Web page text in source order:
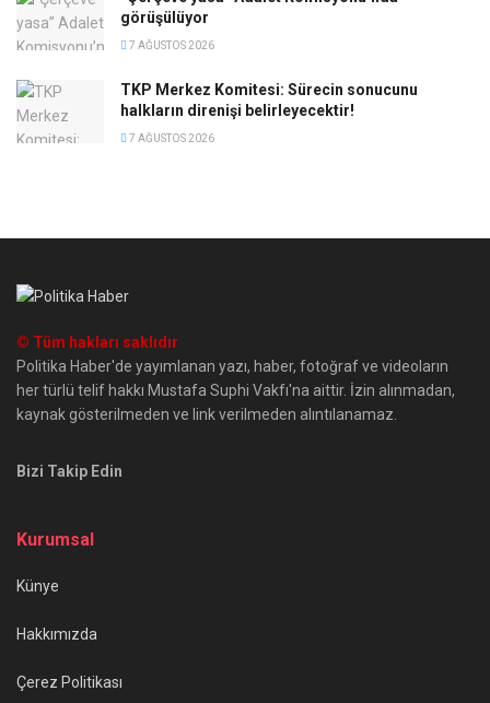
görüşülüyor
7 AĞUSTOS 2026
TKP Merkez Komitesi: Sürecin sonucunu
halkların direnişi belirleyecektir!
7 AĞUSTOS 2026
© Tüm hakları saklıdır
Politika Haber'de yayımlanan yazı, haber, fotoğraf ve videoların
her türlü telif hakkı Mustafa Suphi Vakfı'na aittir. İzin alınmadan,
kaynak gösterilmeden ve link verilmeden alıntılanamaz.
Bizi Takip Edin
Kurumsal
Künye
Hakkımızda
Çerez Politikası